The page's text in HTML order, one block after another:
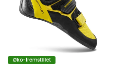
Øko-fremstillet